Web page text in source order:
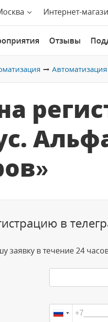
Интернет-
Отзывы
в
заявку в течение 24